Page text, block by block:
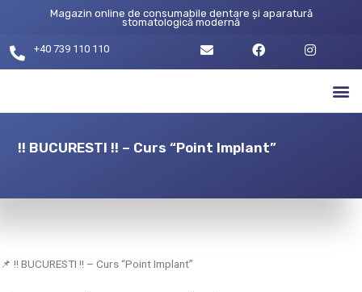
Magazin online de consumabile dentare și aparatură
stomatologică modernă
+40 739 110 110
!! BUCURESTI !! – Curs “Point Implant”
📌 !! BUCURESTI !! – Curs “Point Implant”